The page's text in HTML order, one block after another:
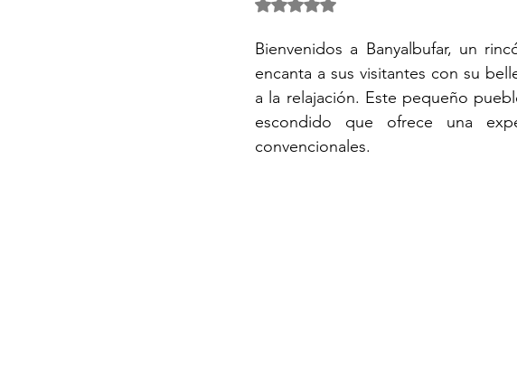
Activos Singulares Mallorca Comprar vivienda
Aspectos legales y fiscales
Bienvenidos a Banyalbufar, un
encanta a sus visitantes con su
a la relajación. Este pequeño
escondido que ofrece una
convencionales.